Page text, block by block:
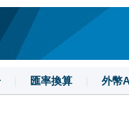
匯率換算 外幣